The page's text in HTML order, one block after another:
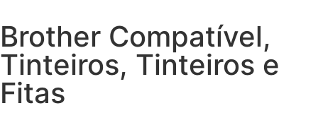
Brother Compatível,
Tinteiros, Tinteiros e
Fitas